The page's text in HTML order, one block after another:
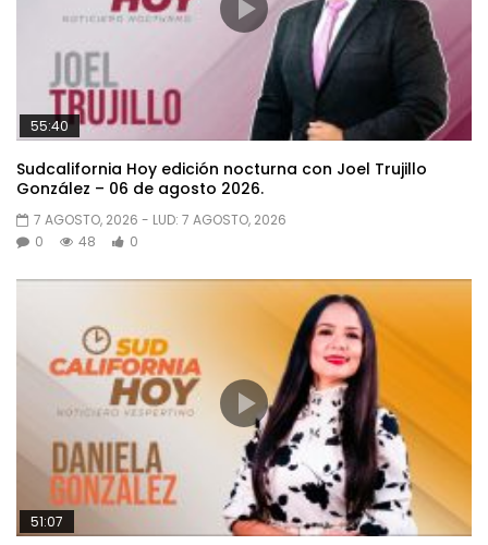
55:40
Sudcalifornia Hoy edición nocturna con Joel Trujillo
González – 06 de agosto 2026.
7 AGOSTO, 2026 - LUD: 7 AGOSTO, 2026
0
48 0
51:07